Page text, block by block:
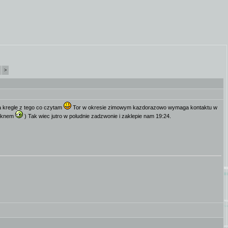
>
kregle z tego co czytam
Tor w okresie zimowym kazdorazowo wymaga kontaktu w
) Tak wiec jutro w poludnie zadzwonie i zaklepie nam 19:24.